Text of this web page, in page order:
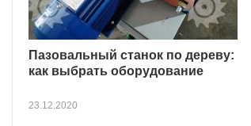
Пазовальный станок по дереву:
как выбрать оборудование
23.12.2020